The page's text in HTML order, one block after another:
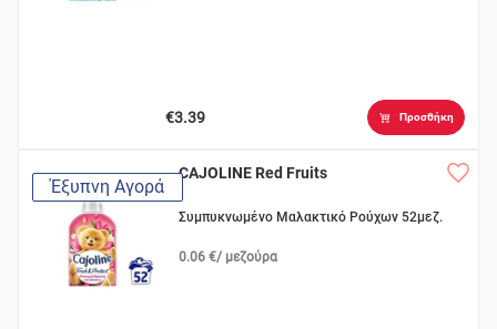
€3.39 Προσθήκη
Έξυπνη Αγορά
CAJOLINE Red Fruits
Συμπυκνωμένο Μαλακτικό Ρούχων 52μεζ.
0.06 €/ μεζούρα